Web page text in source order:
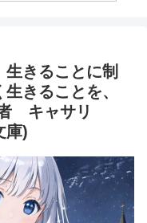
きることに制
きることを、
キャサリ
庫)